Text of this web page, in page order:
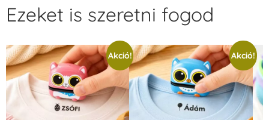
Ezeket is szeretni fogod
Akció! Akció!